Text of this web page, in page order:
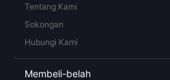
Tentang Kami
Sokongan
Hubungi Kami
Membeli-belah